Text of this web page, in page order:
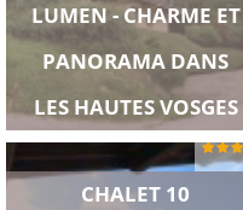
LUMEN - CHARME ET
PANORAMA DANS
LES HAUTES VOSGES
CHALET 10